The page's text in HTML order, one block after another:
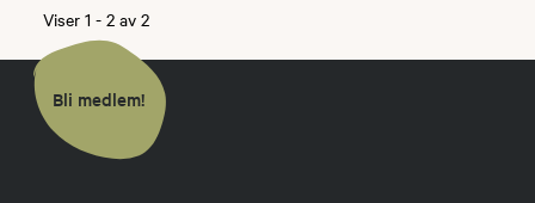
Viser 1 - 2 av 2
Bli medlem!